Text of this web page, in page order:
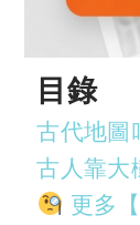
目錄
古代地圖
古人靠大
更多